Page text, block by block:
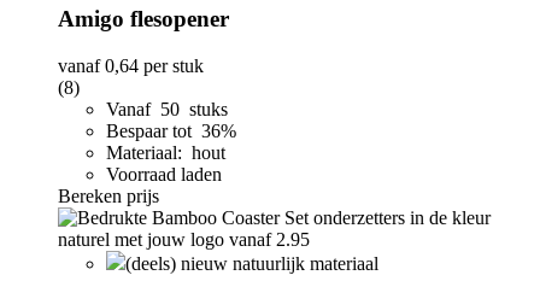
Amigo flesopener
vanaf0,64 per stuk
(8)
Vanaf 50 stuks
Bespaar tot 36%
Materiaal: hout
Voorraad laden
Bereken prijs
(deels) nieuw natuurlijk materiaal